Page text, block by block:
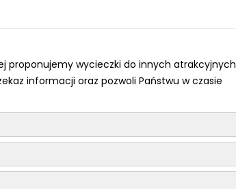
proponujemy wycieczki do innych atrakcyjnych
informacji oraz pozwoli Państwu w czasie